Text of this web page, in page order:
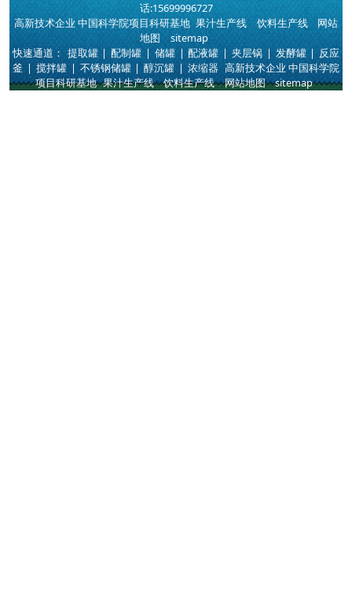
话:15699996727
高新技术企业 中国科学院项目科研基地 果汁生产线 饮料生产线
网站
地图
sitemap
快速通道： 提取罐 | 配制罐 | 储罐 | 配液罐 | 夹层锅 | 发酵罐 | 反应
釜 | 搅拌罐 | 不锈钢储罐 | 醇沉罐 | 浓缩器 高新技术企业 中国科学院
项目科研基地 果汁生产线 饮料生产线 网站地图 sitemap